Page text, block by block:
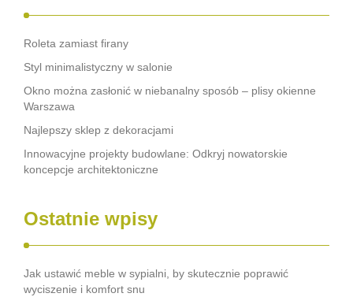
Roleta zamiast firany
Styl minimalistyczny w salonie
Okno można zasłonić w niebanalny sposób – plisy okienne
Warszawa
Najlepszy sklep z dekoracjami
Innowacyjne projekty budowlane: Odkryj nowatorskie
koncepcje architektoniczne
Ostatnie wpisy
Jak ustawić meble w sypialni, by skutecznie poprawić
wyciszenie i komfort snu